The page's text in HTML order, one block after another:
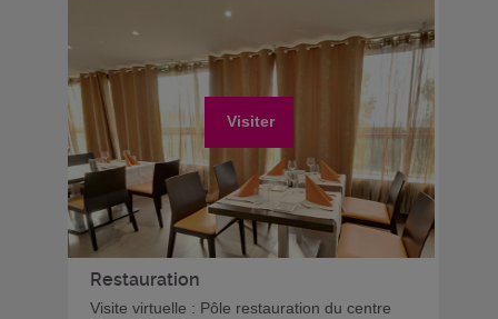
Visiter
Restauration
Visite virtuelle : Pôle restauration du centre